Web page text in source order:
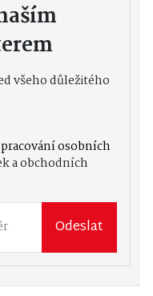
všeho důležitého
osobních
a obchodních
Odeslat